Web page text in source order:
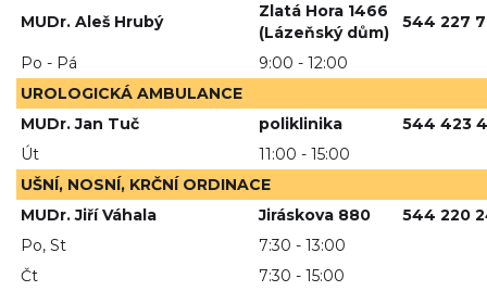
MUDr. Aleš Hrubý
Zlatá Hora 1466
(Lázeňský dům)
544 227
Po - Pá
9:00 - 12:00
UROLOGICKÁ AMBULANCE
MUDr. Jan Tuč
poliklinika
544 423
Út
11:00 - 15:00
UŠNÍ, NOSNÍ, KRČNÍ ORDINACE
MUDr. Jiří Váhala
Jiráskova 880
544 220
Po, St
7:30 - 13:00
Čt
7:30 - 15:00